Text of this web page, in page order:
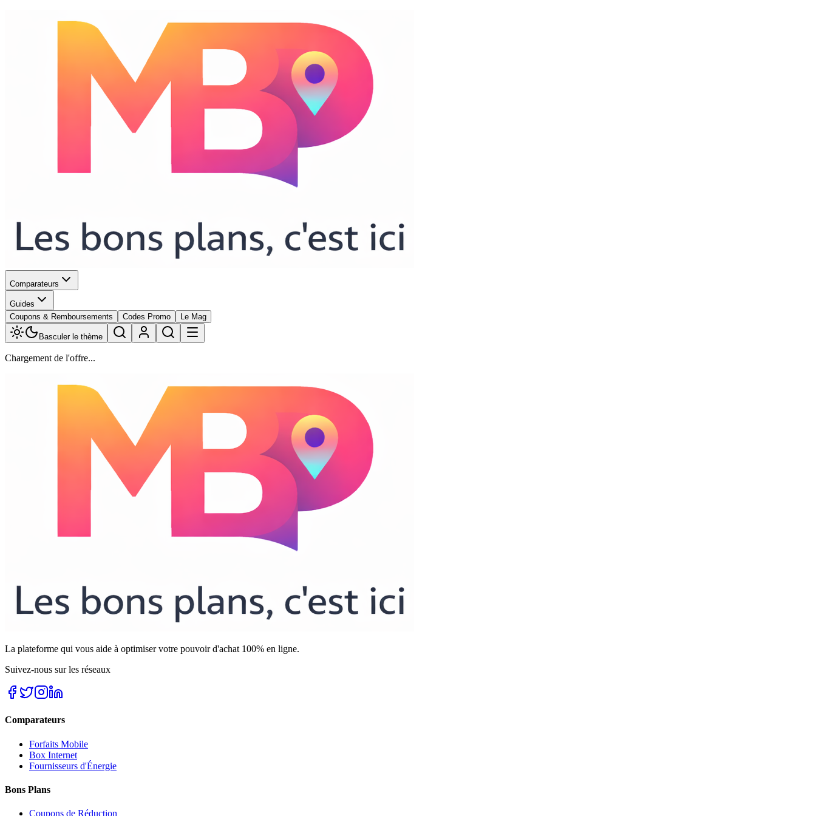
Comparateurs
Guides
Coupons & Remboursements
Codes Promo Le Mag
Basculer le thème
Chargement de l'offre...
La plateforme qui vous aide à optimiser votre pouvoir d'achat 100% en ligne.
Suivez-nous sur les réseaux
Comparateurs
Forfaits Mobile
Box Internet
Fournisseurs d'Énergie
Bons Plans
Coupons de Réduction